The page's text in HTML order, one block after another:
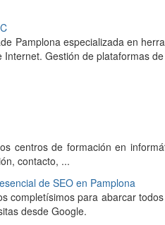
Pamplona especializada en
Internet. Gestión de plataformas
centros de formación en
contacto, ...
de SEO en Pamplona
completísimos para abarcar
desde Google.